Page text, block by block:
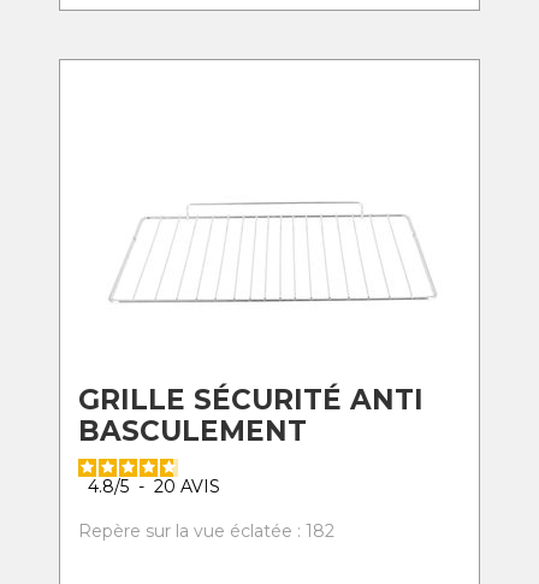
GRILLE SÉCURITÉ ANTI
BASCULEMENT
4.8/5 - 20 AVIS
Repère sur la vue éclatée : 182